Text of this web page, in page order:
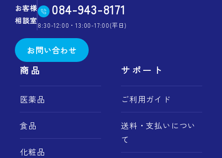
商品
医薬品
食品
化粧品
サポート
ご利用ガイド
送料・支払いについ
て
お客様
相談室
084-943-8171
8:30-12:00・13:00-17:00(平日)
お問い合わせ